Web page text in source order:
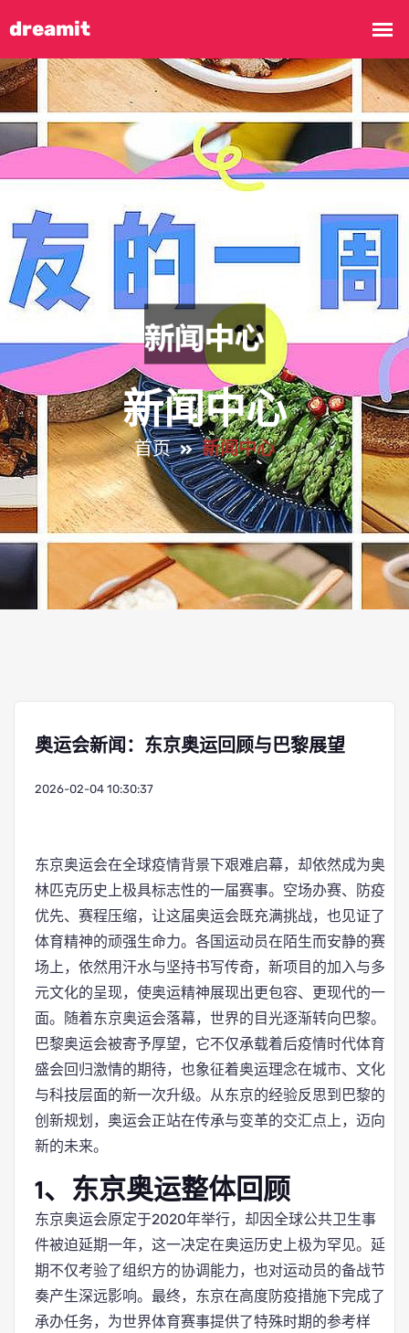
新闻中心
首页 新闻中心
奥运会新闻：东京奥运回顾与巴黎展望
2026-02-04 10:30:37
东京奥运会在全球疫情背景下艰难启幕，却依然成为奥
林匹克历史上极具标志性的一届赛事。空场办赛、防疫
优先、赛程压缩，让这届奥运会既充满挑战，也见证了
体育精神的顽强生命力。各国运动员在陌生而安静的赛
场上，依然用汗水与坚持书写传奇，新项目的加入与多
元文化的呈现，使奥运精神展现出更包容、更现代的一
面。随着东京奥运会落幕，世界的目光逐渐转向巴黎。
巴黎奥运会被寄予厚望，它不仅承载着后疫情时代体育
盛会回归激情的期待，也象征着奥运理念在城市、文化
与科技层面的新一次升级。从东京的经验反思到巴黎的
创新规划，奥运会正站在传承与变革的交汇点上，迈向
新的未来。
1、东京奥运整体回顾
东京奥运会原定于2020年举行，却因全球公共卫生事
件被迫延期一年，这一决定在奥运历史上极为罕见。延
期不仅考验了组织方的协调能力，也对运动员的备战节
奏产生深远影响。最终，东京在高度防疫措施下完成了
承办任务，为世界体育赛事提供了特殊时期的参考样